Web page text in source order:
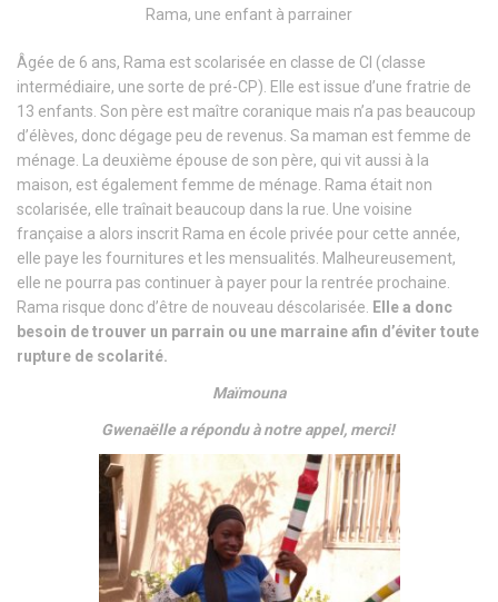
Rama, une enfant à parrainer
Âgée de 6 ans, Rama est scolarisée en classe de CI (classe
intermédiaire, une sorte de pré-CP). Elle est issue d’une fratrie de
13 enfants. Son père est maître coranique mais n’a pas beaucoup
d’élèves, donc dégage peu de revenus. Sa maman est femme de
ménage. La deuxième épouse de son père, qui vit aussi à la
maison, est également femme de ménage. Rama était non
scolarisée, elle traînait beaucoup dans la rue. Une voisine
française a alors inscrit Rama en école privée pour cette année,
elle paye les fournitures et les mensualités. Malheureusement,
elle ne pourra pas continuer à payer pour la rentrée prochaine.
Rama risque donc d’être de nouveau déscolarisée. Elle a donc
besoin de trouver un parrain ou une marraine afin d’éviter toute
rupture de scolarité.
Maïmouna
Gwenaëlle a répondu à notre appel, merci!